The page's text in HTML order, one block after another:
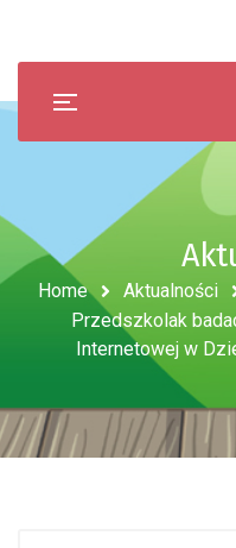
Home Aktualności
Przedszkolak
Internetowej w